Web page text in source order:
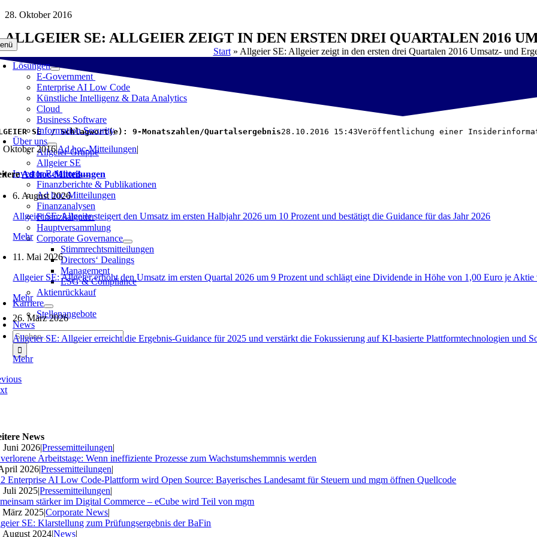
Zum
springen
Lösungen
E-Government
Enterprise AI Low Code
Künstliche Intelligenz & Data Analytics
Cloud
Business Software
Information Security
Über uns
Allgeier-Gruppe
Allgeier SE
Investor Relations
Finanzberichte & Publikationen
Ad hoc-Mitteilungen
Finanzanalysen
Finanzkalender
Hauptversammlung
Corporate Governance
Stimmrechtsmitteilungen
Directors‘ Dealings
Management
ESG & Compliance
Aktienrückkauf
Karriere
Stellenangebote
News
Suche
nach:
28. Oktober 2016
ALLGEIER SE: ALLGEIER ZEIGT IN DEN ERSTEN DREI QUARTALEN 2016
Start» Allgeier SE: Allgeier zeigt in den ersten drei Quartalen 2016 Umsatz- und
SE  / Schlagwort(e): 9-Monatszahlen/Quartalsergebnis28.10.2016 15:43Veröffentlichung einer
Oktober 2016|Ad hoc-Mitteilungen|
Ad hoc-Mitteilungen
6. August 2026
Allgeier SE: Allgeier steigert den Umsatz im ersten Halbjahr 2026 um 10 Prozent und bestätigt die Guidance für das Jahr 2026
Mehr
11. Mai 2026
Allgeier SE: Allgeier erhöht den Umsatz im ersten Quartal 2026 um 9 Prozent und schlägt eine Dividende in Höhe von 1,00 Euro je Aktie
Mehr
26. März 2026
Allgeier SE: Allgeier erreicht die Ergebnis-Guidance für 2025 und verstärkt die Fokussierung auf KI‑basierte Plattformtechnologien und
Mehr
News
Juni 2026|Pressemitteilungen|
Arbeitstage: Wenn ineffiziente Prozesse zum Wachstumshemmnis werden
2026|Pressemitteilungen|
Enterprise AI Low Code-Plattform wird Open Source: Bayerisches Landesamt für Steuern und mgm öffnen Quellcode
Juli 2025|Pressemitteilungen|
stärker im Digital Commerce – eCube wird Teil von mgm
März 2025|Corporate News|
SE: Klarstellung zum Prüfungsergebnis der BaFin
August 2024|News|